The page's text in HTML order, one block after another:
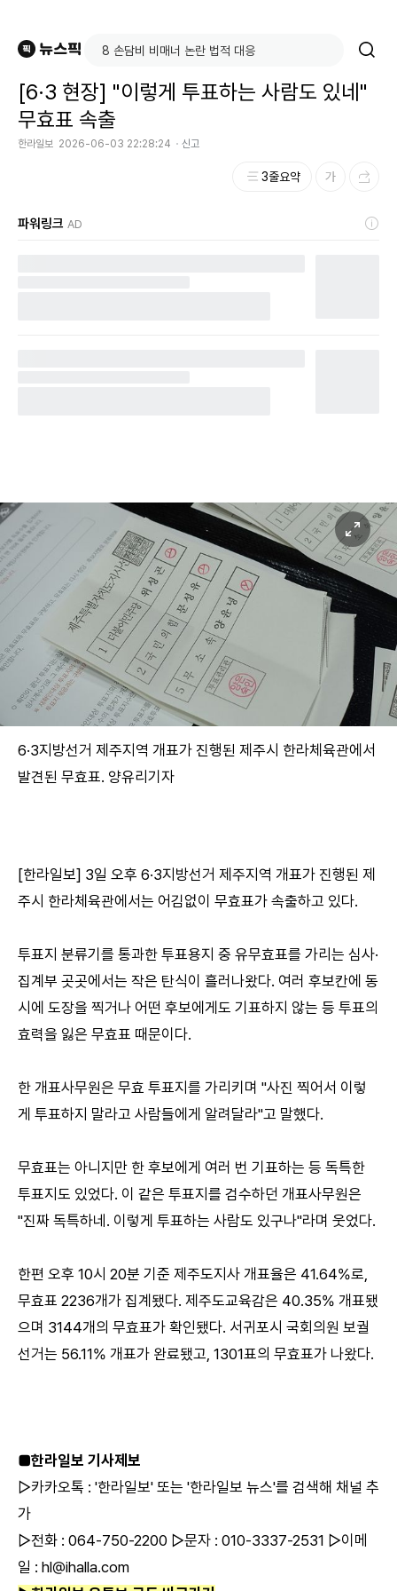
[6·3 현장] "이렇게 투표하는 사람도 있네"
무효표 속출
한라일보 2026-06-03 22:28:24 신고
3줄요약
파워링크 AD
6·3지방선거 제주지역 개표가 진행된 제주시 한라체육관에서
발견된 무효표. 양유리기자
[한라일보] 3일 오후 6·3지방선거 제주지역 개표가 진행된 제
주시 한라체육관에서는 어김없이 무효표가 속출하고 있다.
투표지 분류기를 통과한 투표용지 중 유무효표를 가리는 심사·
집계부 곳곳에서는 작은 탄식이 흘러나왔다. 여러 후보칸에 동
시에 도장을 찍거나 어떤 후보에게도 기표하지 않는 등 투표의
효력을 잃은 무효표 때문이다.
한 개표사무원은 무효 투표지를 가리키며 "사진 찍어서 이렇
게 투표하지 말라고 사람들에게 알려달라"고 말했다.
무효표는 아니지만 한 후보에게 여러 번 기표하는 등 독특한
투표지도 있었다. 이 같은 투표지를 검수하던 개표사무원은
"진짜 독특하네. 이렇게 투표하는 사람도 있구나"라며 웃었다.
한편 오후 10시 20분 기준 제주도지사 개표율은 41.64%로,
무효표 2236개가 집계됐다. 제주도교육감은 40.35% 개표됐
으며 3144개의 무효표가 확인됐다. 서귀포시 국회의원 보궐
선거는 56.11% 개표가 완료됐고, 1301표의 무효표가 나왔다.
■한라일보 기사제보
▷카카오톡 : '한라일보' 또는 '한라일보 뉴스'를 검색해 채널 추
가
▷전화 : 064-750-2200 ▷문자 : 010-3337-2531 ▷이메
일 : hl@ihalla.com